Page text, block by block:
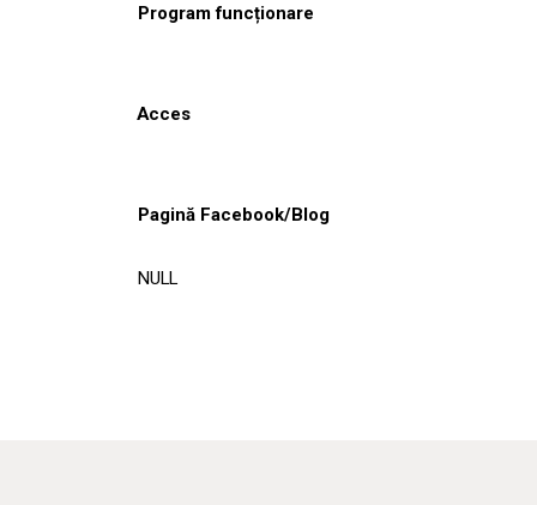
Program funcționare
Acces
Pagină Facebook/Blog
NULL